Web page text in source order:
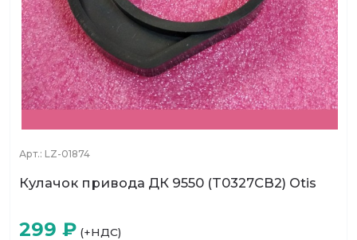
Арт.: LZ-01874
Кулачок привода ДК 9550 (T0327CB2) Otis
299 ₽ (+НДС)